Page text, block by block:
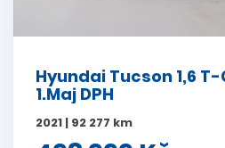
Hyundai Tucson 1,6
1.Maj DPH
2021 | 92 277 km